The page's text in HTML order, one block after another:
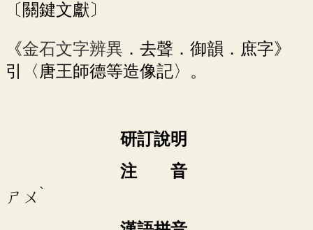
〔關鍵文獻〕
《金石文字辨異 ．去聲．御韻．庶字》
引〈唐王師德等造像記〉。
研訂說明
注 音
ㄕㄨ ˋ